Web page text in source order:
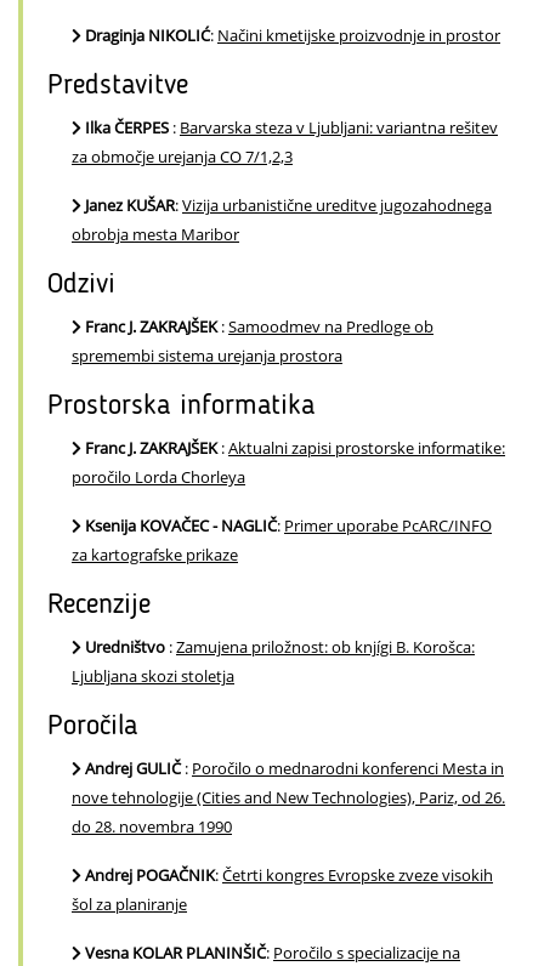
Draginja NIKOLIĆ: Načini kmetijske proizvodnje in prostor
Predstavitve
Ilka ČERPES : Barvarska steza v Ljubljani: variantna rešitev
za območje urejanja CO 7/1,2,3
Janez KUŠAR:Vizija urbanistične ureditve jugozahodnega
obrobja mesta Maribor
Odzivi
Franc J. ZAKRAJŠEK:Samoodmev na Predloge ob
spremembi sistema urejanja prostora
Prostorska informatika
Franc J. ZAKRAJŠEK:Aktualni zapisi prostorske informatike:
poročilo Lorda Chorleya
Ksenija KOVAČEC - NAGLIČ: Primer uporabe PcARC/INFO
za kartografske prikaze
Recenzije
Uredništvo :Zamujena priložnost: ob knjígi B. Korošca:
Ljubljana skozi stoletja
Poročila
Andrej GULIČ: Poročilo o mednarodni konferenci Mesta in
nove tehnologije (Cities and New Technologies), Pariz, od 26.
do 28. novembra 1990
Andrej POGAČNIK:Četrti kongres Evropske zveze visokih
šol za planiranje
Vesna KOLAR PLANINŠIČ: Poročilo s specializacije na